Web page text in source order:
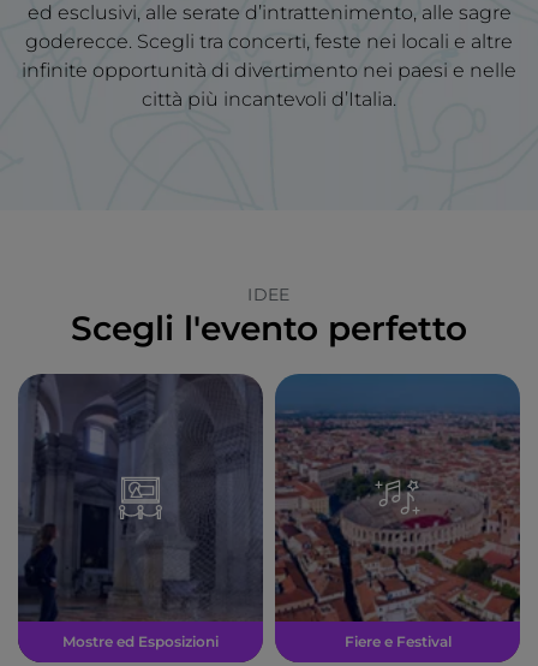
ed esclusivi, alle serate d’intrattenimento, alle sagre
goderecce. Scegli tra concerti, feste nei locali e altre
infinite opportunità di divertimento nei paesi e nelle
città più incantevoli d’Italia.
IDEE
Scegli l'evento perfetto
Mostre ed Esposizioni Fiere e Festival